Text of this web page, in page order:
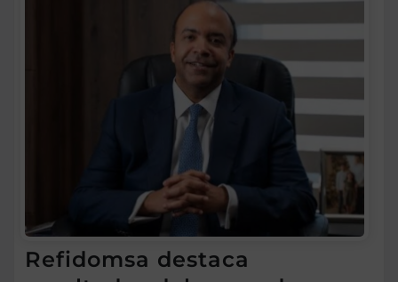
Refidomsa destaca